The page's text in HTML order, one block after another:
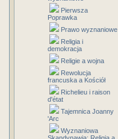
Pierwsza
Poprawka
Prawo wyznaniowe
Religia i
demokracja
Religie a wojna
Rewolucja
francuska a Kościół
Richelieu i raison
d'état
Tajemnica Joanny
'Arc
Wyznaniowa